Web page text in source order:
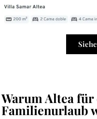
Warum Altea für
Familienurlaub